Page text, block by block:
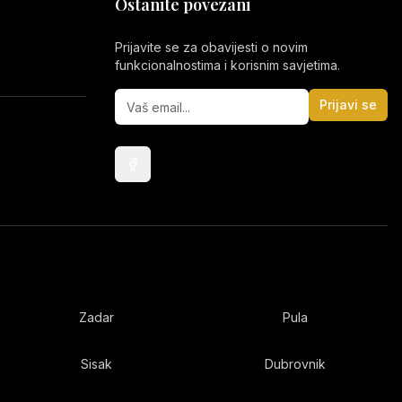
Ostanite povezani
Prijavite se za obavijesti o novim
funkcionalnostima i korisnim savjetima.
Prijavi se
Zadar Pula
Sisak Dubrovnik